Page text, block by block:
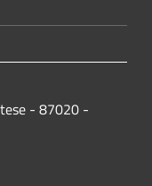
- 87020 -